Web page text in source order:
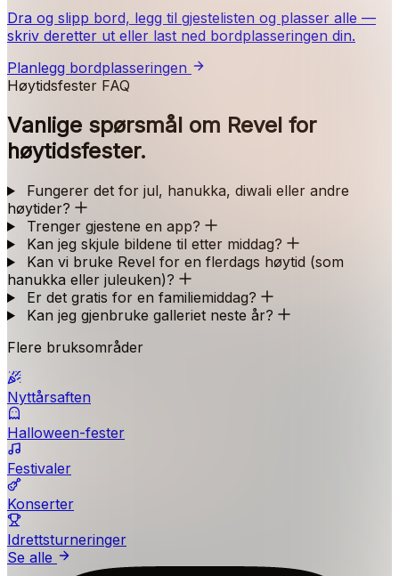
Dra og slipp bord, legg til gjestelisten og plasser alle —
skriv deretter ut eller last ned bordplasseringen din.
Planlegg bordplasseringen
Høytidsfester FAQ
Vanlige spørsmål om Revel for
høytidsfester.
Fungerer det for jul, hanukka, diwali eller andre
høytider?
Trenger gjestene en app?
Kan jeg skjule bildene til etter middag?
Kan vi bruke Revel for en flerdags høytid (som
hanukka eller juleuken)?
Er det gratis for en familiemiddag?
Kan jeg gjenbruke galleriet neste år?
Flere bruksområder
Nyttårsaften
Halloween-fester
Festivaler
Konserter
Idrettsturneringer
Se alle